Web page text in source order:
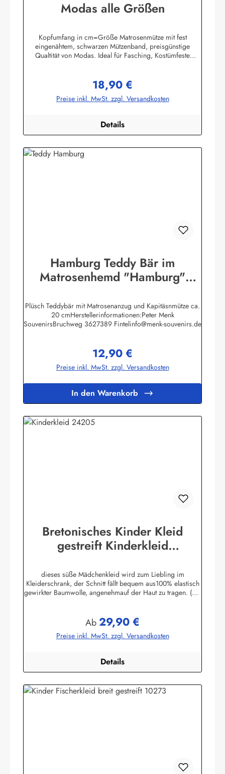
Modas alle Größen
Kopfumfang in cm=Größe Matrosenmütze mit fest
eingenähtem, schwarzen Mützenband, preisgünstige
Qualtität von Modas. Ideal für Fasching, Kostümfeste
Wittmundinfo@modas-bekleidung.de
Regulärer Preis:
18,90 €
Preise inkl. MwSt. zzgl. Versandkosten
Details
Hamburg Teddy Bär im
Matrosenhemd "Hamburg"
Plüsch Teddybär mit Matrosenanzug und Kapitäsnmütze ca.
20 cmHerstellerinformationen:Peter Menk
SouvenirsBruchweg 3627389 Fintelinfo@menk-souvenirs.de
Regulärer Preis:
12,90 €
Preise inkl. MwSt. zzgl. Versandkosten
In den Warenkorb
Bretonisches Kinder Kleid
gestreift Kinderkleid
dieses süße Mädchenkleid wird zum Liebling im
Kleiderschrank, der Schnitt fällt bequem aus100% elastisch
gewirkter Baumwolle, angenehmauf der Haut zu tragen. (ca.
bekleidung.de
Regulärer Preis:
Ab29,90 €
Preise inkl. MwSt. zzgl. Versandkosten
Details